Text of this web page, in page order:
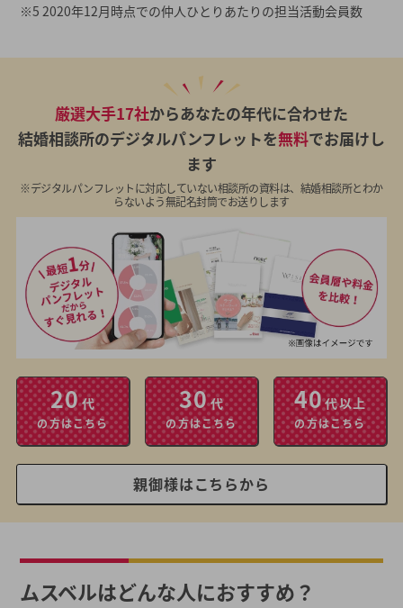
※5 2020年12月時点での仲人ひとりあたりの担当活動会員数
厳選大手17社からあなたの年代に合わせた
結婚相談所のデジタルパンフレットを無料でお届けし
ます
※デジタルパンフレットに対応していない相談所の資料は、結婚相談所とわか
らないよう無記名封筒でお送りします
20代
の方はこちら
30代
の方はこちら
40代以上
の方はこちら
親御様はこちらから
ムスベルはどんな人におすすめ？